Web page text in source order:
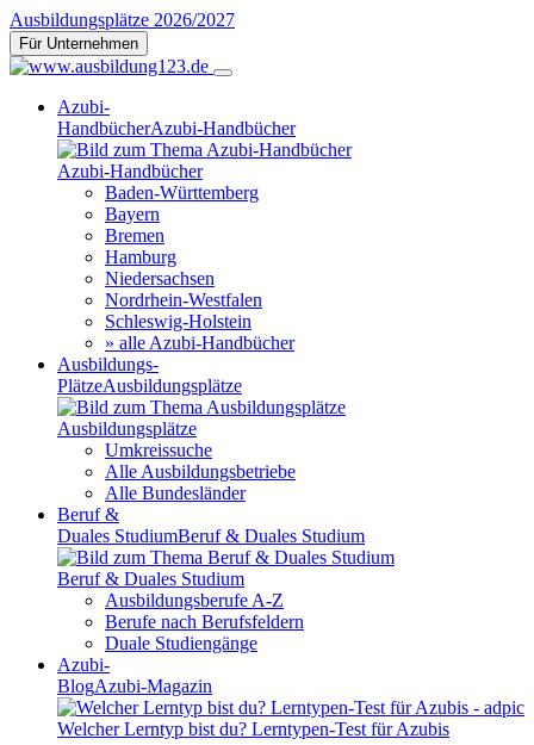
Ausbildungsplätze 2026/2027
Für Unternehmen
Azubi-
HandbücherAzubi-Handbücher
Azubi-Handbücher
Baden-Württemberg
Bayern
Bremen
Hamburg
Niedersachsen
Nordrhein-Westfalen
Schleswig-Holstein
» alle Azubi-Handbücher
Ausbildungs-
PlätzeAusbildungsplätze
Ausbildungsplätze
Umkreissuche
Alle Ausbildungsbetriebe
Alle Bundesländer
Beruf &
Duales StudiumBeruf & Duales Studium
Beruf & Duales Studium
Ausbildungsberufe A-Z
Berufe nach Berufsfeldern
Duale Studiengänge
Azubi-
BlogAzubi-Magazin
Welcher Lerntyp bist du? Lerntypen-Test für Azubis